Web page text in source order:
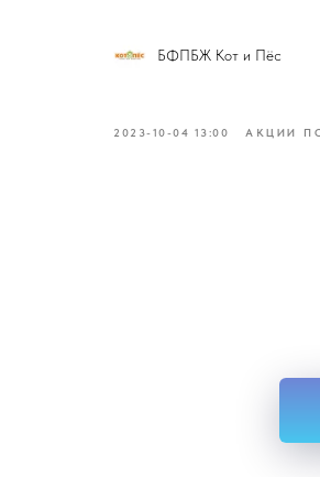
БФПБЖ Кот и Пёс
2023-10-04 13:00 АКЦИИ